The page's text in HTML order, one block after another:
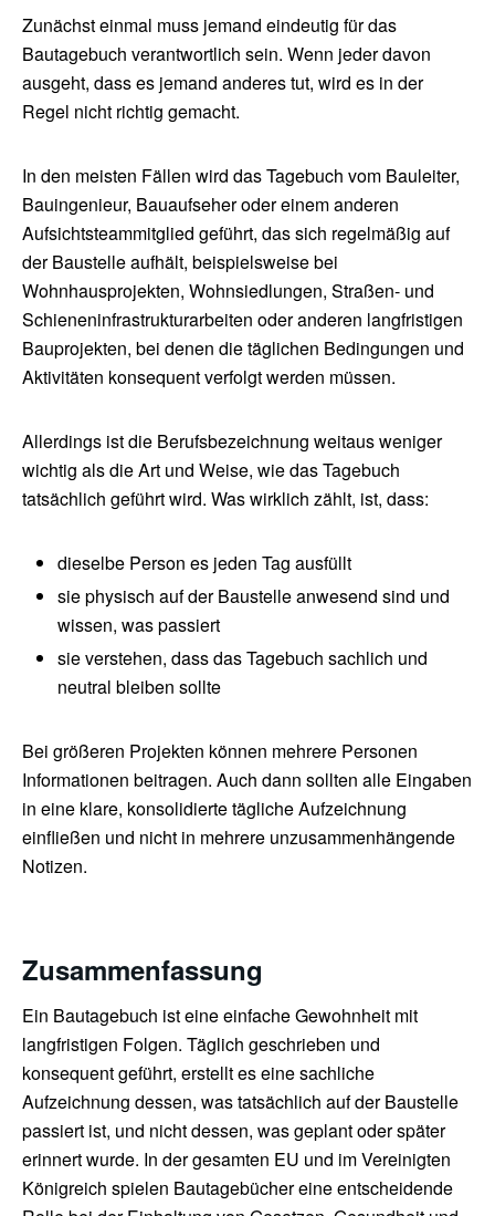
Zunächst einmal muss jemand eindeutig für das
Bautagebuch verantwortlich sein. Wenn jeder davon
ausgeht, dass es jemand anderes tut, wird es in der
Regel nicht richtig gemacht.
In den meisten Fällen wird das Tagebuch vom Bauleiter,
Bauingenieur, Bauaufseher oder einem anderen
Aufsichtsteammitglied geführt, das sich regelmäßig auf
der Baustelle aufhält, beispielsweise bei
Wohnhausprojekten, Wohnsiedlungen, Straßen- und
Schieneninfrastrukturarbeiten oder anderen langfristigen
Bauprojekten, bei denen die täglichen Bedingungen und
Aktivitäten konsequent verfolgt werden müssen.
Allerdings ist die Berufsbezeichnung weitaus weniger
wichtig als die Art und Weise, wie das Tagebuch
tatsächlich geführt wird. Was wirklich zählt, ist, dass:
dieselbe Person es jeden Tag ausfüllt
sie physisch auf der Baustelle anwesend sind und
wissen, was passiert
sie verstehen, dass das Tagebuch sachlich und
neutral bleiben sollte
Bei größeren Projekten können mehrere Personen
Informationen beitragen. Auch dann sollten alle Eingaben
in eine klare, konsolidierte tägliche Aufzeichnung
einfließen und nicht in mehrere unzusammenhängende
Notizen.
Zusammenfassung
Ein Bautagebuch ist eine einfache Gewohnheit mit
langfristigen Folgen. Täglich geschrieben und
konsequent geführt, erstellt es eine sachliche
Aufzeichnung dessen, was tatsächlich auf der Baustelle
passiert ist, und nicht dessen, was geplant oder später
erinnert wurde. In der gesamten EU und im Vereinigten
Königreich spielen Bautagebücher eine entscheidende